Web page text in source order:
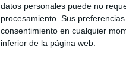
datos personales puede no
procesamiento. Sus
consentimiento en cualquier
inferior de la página web.
POR